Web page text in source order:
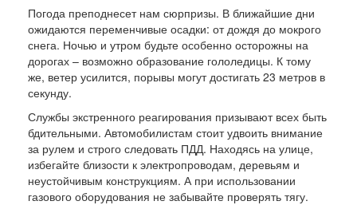
экстренное предупреждение
Погода преподнесет нам сюрпризы. В ближайшие дни
ожидаются переменчивые осадки: от дождя до мокрого
снега. Ночью и утром будьте особенно осторожны на
дорогах – возможно образование гололедицы. К тому
же, ветер усилится, порывы могут достигать 23 метров в
секунду.
Службы экстренного реагирования призывают всех быть
бдительными. Автомобилистам стоит удвоить внимание
за рулем и строго следовать ПДД. Находясь на улице,
избегайте близости к электропроводам, деревьям и
неустойчивым конструкциям. А при использовании
газового оборудования не забывайте проверять тягу.